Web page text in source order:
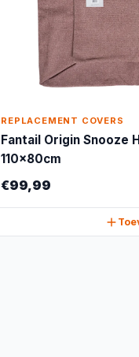
REPLACEMENT COVERS
Fantail Origin Snooze
110x80cm
€99,99